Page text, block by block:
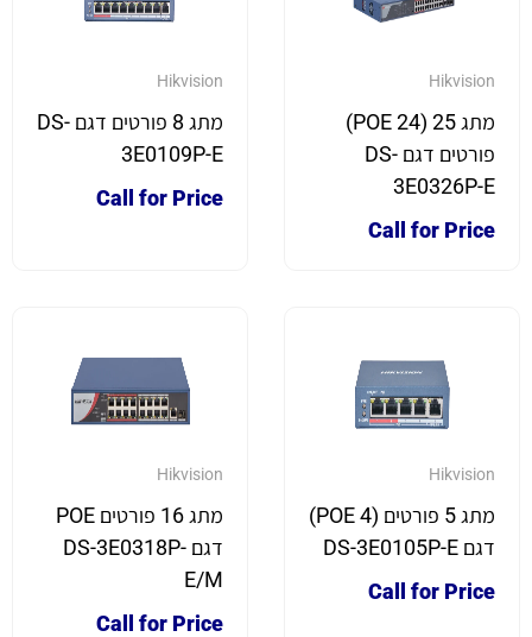
Hikvision
מתג 25 (24 POE)
פורטים דגם DS-
3E0326P-E
Call for Price
Hikvision
מתג 8 פורטים דגם DS-
3E0109P-E
Call for Price
Hikvision
מתג 5 פורטים (4 POE)
דגם DS-3E0105P-E
Call for Price
Hikvision
מתג 16 פורטים POE
דגם DS-3E0318P-
E/M
Call for Price